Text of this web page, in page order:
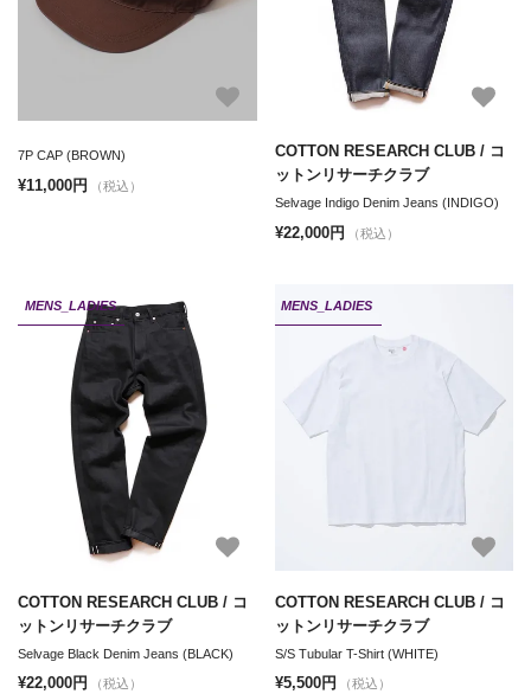
7P CAP (BROWN)
¥11,000円 （税込）
COTTON RESEARCH CLUB / コ
ットンリサーチクラブ
Selvage Indigo Denim Jeans (INDIGO)
¥22,000円 （税込）
MENS_LADIES
COTTON RESEARCH CLUB / コ
ットンリサーチクラブ
Selvage Black Denim Jeans (BLACK)
¥22,000円 （税込）
MENS_LADIES
COTTON RESEARCH CLUB / コ
ットンリサーチクラブ
S/S Tubular T-Shirt (WHITE)
¥5,500円 （税込）